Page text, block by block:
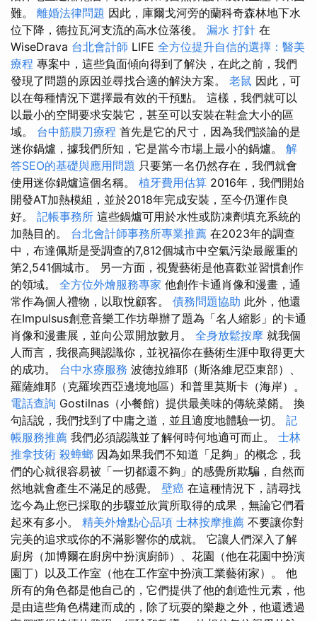
難。 離婚法律問題 因此，庫爾戈河旁的蘭科奇森林地下水
位下降，德拉瓦河支流的高水位落後。 漏水 打針 在
WiseDrava 台北會計師 LIFE 全方位提升自信的選擇：醫美
療程 專案中，這些負面傾向得到了解決，在此之前，我們
發現了問題的原因並尋找合適的解決方案。 老鼠 因此，可
以在每種情況下選擇最有效的干預點。 這樣，我們就可以
以最小的空間要求安裝它，甚至可以安裝在鞋盒大小的區
域。 台中筋膜刀療程 首先是它的尺寸，因為我們談論的是
迷你鍋爐，據我們所知，它是當今市場上最小的鍋爐。 解
答SEO的基礎與應用問題 只要第一名仍然存在，我們就會
使用迷你鍋爐這個名稱。 植牙費用估算 2016年，我們開始
開發AT加熱模組，並於2018年完成安裝，至今仍運作良
好。 記帳事務所 這些鍋爐可用於水性或防凍劑填充系統的
加熱目的。 台北會計師事務所專業推薦 在2023年的調查
中，布達佩斯是受調查的7,812個城市中空氣污染最嚴重的
第2,541個城市。 另一方面，視覺藝術是他喜歡並習慣創作
的領域。 全方位外燴服務專家 他創作卡通肖像和漫畫，通
常作為個人禮物，以取悅顧客。 債務問題協助 此外，他還
在Impulsus創意音樂工作坊舉辦了題為「名人縮影」的卡通
肖像和漫畫展，並向公眾開放數月。 全身放鬆按摩 就我個
人而言，我很高興認識你，並祝福你在藝術生涯中取得更大
的成功。 台中水療服務 波德拉維耶（斯洛維尼亞東部）、
羅薩維耶（克羅埃西亞邊境地區）和普里莫斯卡（海岸）。
電話查詢 Gostilnas（小餐館）提供最美味的傳統菜餚。 換
句話說，我們找到了中庸之道，並且適度地體驗一切。 記
帳服務推薦 我們必須認識並了解何時何地適可而止。 士林
推拿技術 殺蟑螂 因為如果我們不知道「足夠」的概念，我
們的心就很容易被「一切都還不夠」的感覺所欺騙，自然而
然地就會產生不滿足的感覺。 壁癌 在這種情況下，請尋找
迄今為止您已採取的步驟並欣賞所取得的成果，無論它們看
起來有多小。 精美外燴點心品項 士林按摩推薦 不要讓你對
完美的追求或你的不滿影響你的成就。 它讓人們深入了解
廚房（加博爾在廚房中扮演廚師）、花園（他在花園中扮演
園丁）以及工作室（他在工作室中扮演工業藝術家）。 他
所有的角色都是他自己的，它們提供了他的創造性元素，他
是由這些角色構建而成的，除了玩耍的樂趣之外，他還透過